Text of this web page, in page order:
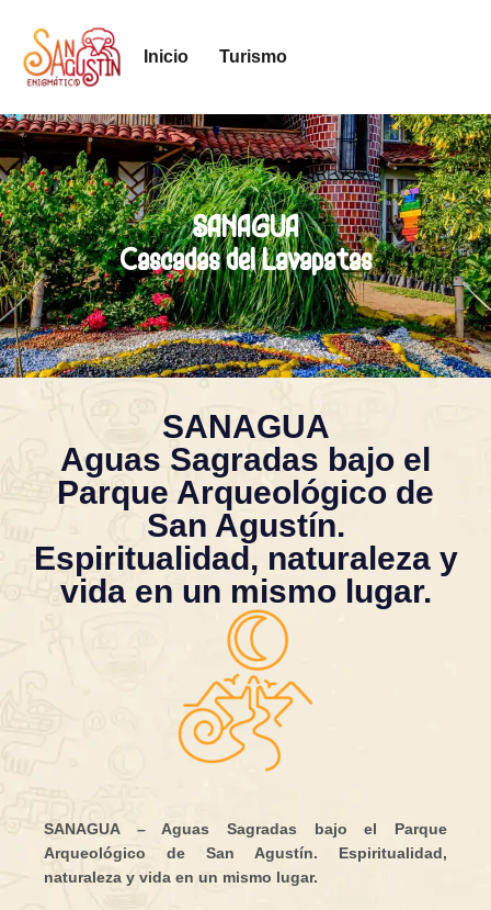
Inicio Turismo
SANAGUA
Cascadas del Lavapatas
SANAGUA
Aguas Sagradas bajo el
Parque Arqueológico de
San Agustín.
Espiritualidad, naturaleza y
vida en un mismo lugar.
SANAGUA – Aguas Sagradas bajo el Parque
Arqueológico de San Agustín. Espiritualidad,
naturaleza y vida en un mismo lugar.